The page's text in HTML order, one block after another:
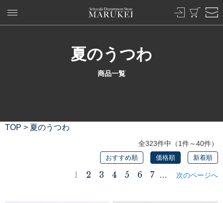
夏のうつわ
商品一覧
TOP > 夏のうつわ
全323件中（1件～40件）
おすすめ順 価格順 新着順
1 2 3 4 5 6 7 … 次のページへ